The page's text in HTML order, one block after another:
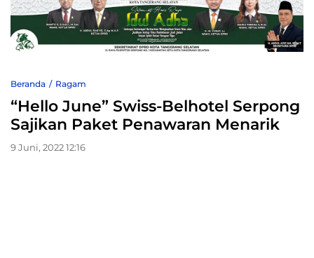
Beranda Ragam
“Hello June” Swiss-Belhotel Serpong
Sajikan Paket Penawaran Menarik
9 Juni, 2022 12:16